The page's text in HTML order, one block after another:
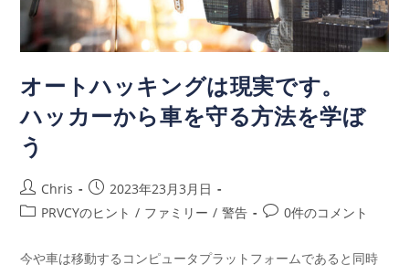
オートハッキングは現実です。
ハッカーから車を守る方法を学ぼ
う
Chris
2023年23月3月日
PRVCYのヒント / ファミリー / 警告 0件のコメント
今や車は移動するコンピュータプラットフォームであると同時